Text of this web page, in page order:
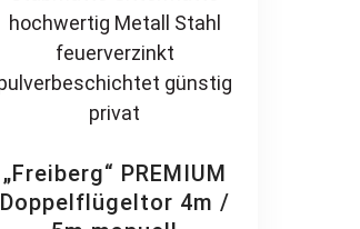
„Freiberg“ PREMIUM
Doppelflügeltor 4m /